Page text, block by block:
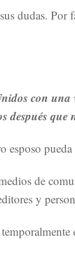
dudas. Por
con
después
esposo
de
y